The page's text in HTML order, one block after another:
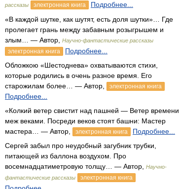
рассказы
электронная книга Подробнее...
«В каждой шутке, как шутят, есть доля шутки»… Где
пролегает грань между забавным розыгрышем и
злым… — Автор,
Научно-фантастические рассказы
электронная книга Подробнее...
Обложкою «Шестоднева» охватываются стихи,
которые родились в очень разное время. Его
старожилам более… — Автор,
электронная книга
Подробнее...
«Колкий ветер свистит над пашней — Ветер времени
меж веками. Посреди веков стоят башни: Мастер
мастера… — Автор,
электронная книга Подробнее...
Сергей забыл про неудобный загубник трубки,
питающей из баллона воздухом. Про
восемнадцатиметровую толщу… — Автор,
Научно-
фантастические рассказы
электронная книга